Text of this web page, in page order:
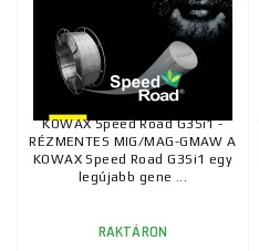
KOWAX Speed Road G3Si1 -
RÉZMENTES MIG/MAG-GMAW A
KOWAX Speed Road G3Si1 egy
legújabb gene ...
RAKTÁRON